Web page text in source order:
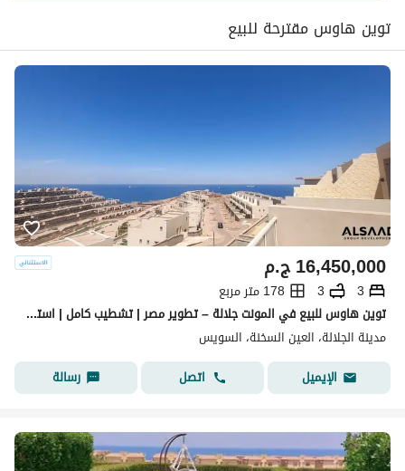
توين هاوس مقترحة للبيع
ج.م16,450,000
3
3
178 متر مربع
توين هاوس للبيع في المونت جلالة – تطوير مصر | تشطيب كامل | استلام فوري
مدينة الجلالة، العين السخنة، السويس
الإيميل
اتصل رسالة